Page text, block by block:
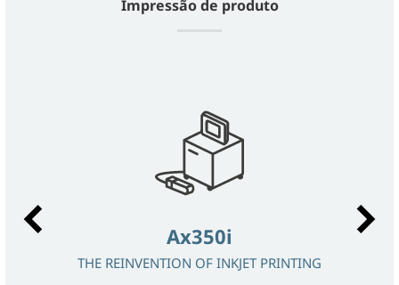
Impressão de produto
Ax350i
THE REINVENTION OF INKJET PRINTING